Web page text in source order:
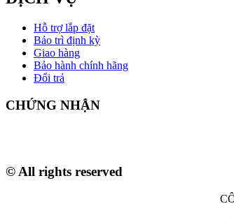
Hỗ trợ lắp đặt
Bảo trì định kỳ
Giao hàng
Bảo hành chính hãng
Đổi trả
CHỨNG NHẬN
© All rights reserved